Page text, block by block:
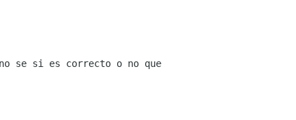
se si es correcto o no que